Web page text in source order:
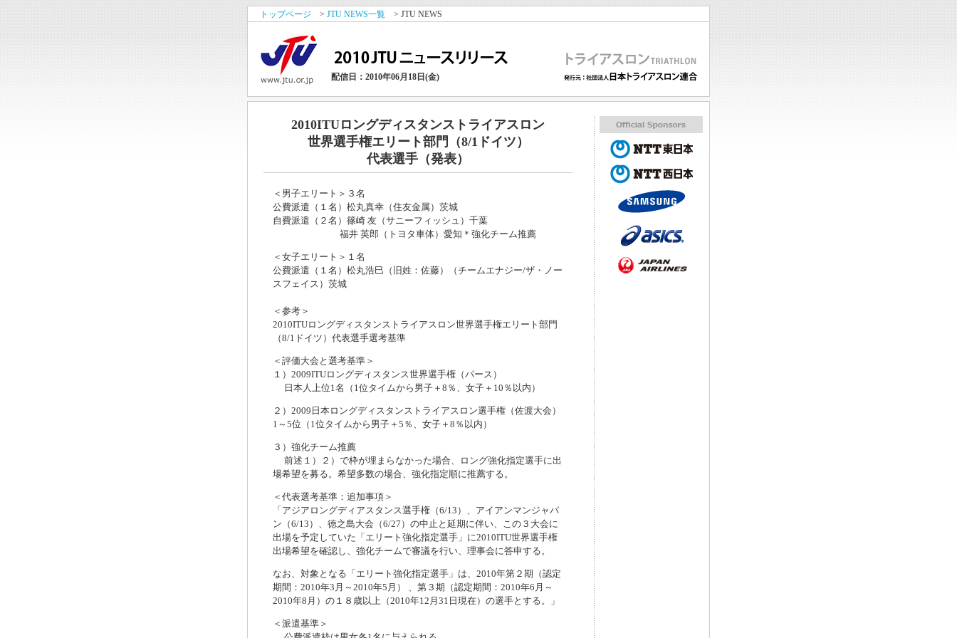
トップページ > JTU NEWS一覧 > JTU NEWS
配信日：2010年06月18日(金)
2010ITUロングディスタンストライアスロン
世界選手権エリート部門（8/1ドイツ）
代表選手（発表）
＜男子エリート＞３名
公費派遣（１名）松丸真幸（住友金属）茨城
自費派遣（２名）篠崎 友（サニーフィッシュ）千葉
福井 英郎（トヨタ車体）愛知＊強化チーム推薦
＜女子エリート＞１名
公費派遣（１名）松丸浩巳（旧姓：佐藤）（チームエナジー/ザ・ノー
スフェイス）茨城
＜参考＞
2010ITUロングディスタンストライアスロン世界選手権エリート部門
（8/1ドイツ）代表選手選考基準
＜評価大会と選考基準＞
１）2009ITUロングディスタンス世界選手権（パース）
日本人上位1名（1位タイムから男子＋8％、女子＋10％以内）
２）2009日本ロングディスタンストライアスロン選手権（佐渡大会）
1～5位（1位タイムから男子＋5％、女子＋8％以内）
３）強化チーム推薦
前述１）２）で枠が埋まらなかった場合、ロング強化指定選手に出
場希望を募る。希望多数の場合、強化指定順に推薦する。
＜代表選考基準：追加事項＞
「アジアロングディアスタンス選手権（6/13）、アイアンマンジャパ
ン（6/13）、徳之島大会（6/27）の中止と延期に伴い、この３大会に
出場を予定していた「エリート強化指定選手」に2010ITU世界選手権
出場希望を確認し、強化チームで審議を行い、理事会に答申する。
なお、対象となる「エリート強化指定選手」は、2010年第２期（認定
期間：2010年3月～2010年5月） 、第３期（認定期間：2010年6月～
2010年8月）の１８歳以上（2010年12月31日現在）の選手とする。」
＜派遣基準＞